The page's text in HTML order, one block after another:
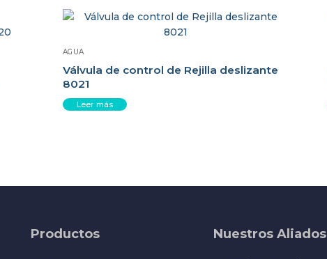
AGUA
Válvula de control de Rejilla deslizante
8021
Leer más
Productos Nuestros Aliados